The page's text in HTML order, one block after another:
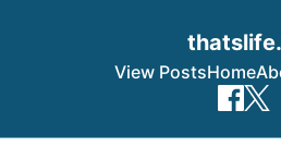
View PostsHome